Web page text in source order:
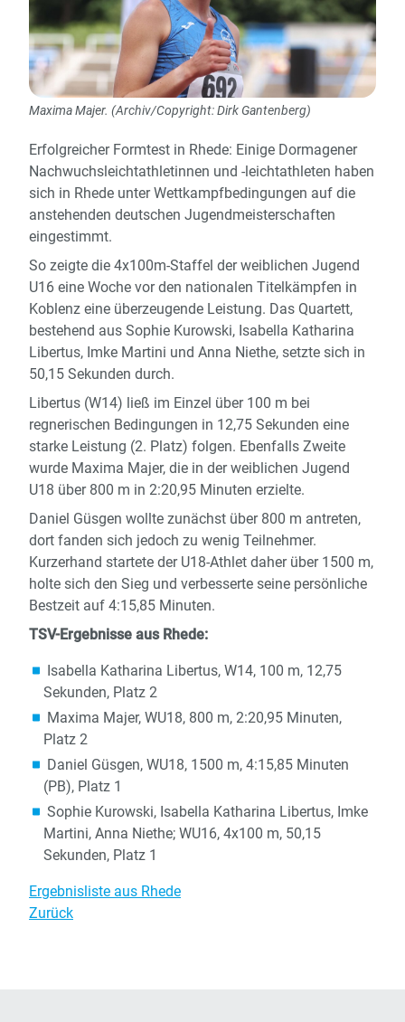
Maxima Majer. (Archiv/Copyright: Dirk Gantenberg)
Erfolgreicher Formtest in Rhede: Einige Dormagener
Nachwuchsleichtathletinnen und -leichtathleten haben
sich in Rhede unter Wettkampfbedingungen auf die
anstehenden deutschen Jugendmeisterschaften
eingestimmt.
So zeigte die 4x100m-Staffel der weiblichen Jugend
U16 eine Woche vor den nationalen Titelkämpfen in
Koblenz eine überzeugende Leistung. Das Quartett,
bestehend aus Sophie Kurowski, Isabella Katharina
Libertus, Imke Martini und Anna Niethe, setzte sich in
50,15 Sekunden durch.
Libertus (W14) ließ im Einzel über 100 m bei
regnerischen Bedingungen in 12,75 Sekunden eine
starke Leistung (2. Platz) folgen. Ebenfalls Zweite
wurde Maxima Majer, die in der weiblichen Jugend
U18 über 800 m in 2:20,95 Minuten erzielte.
Daniel Güsgen wollte zunächst über 800 m antreten,
dort fanden sich jedoch zu wenig Teilnehmer.
Kurzerhand startete der U18-Athlet daher über 1500 m,
holte sich den Sieg und verbesserte seine persönliche
Bestzeit auf 4:15,85 Minuten.
TSV-Ergebnisse aus Rhede:
Isabella Katharina Libertus, W14, 100 m, 12,75
Sekunden, Platz 2
Maxima Majer, WU18, 800 m, 2:20,95 Minuten,
Platz 2
Daniel Güsgen, WU18, 1500 m, 4:15,85 Minuten
(PB), Platz 1
Sophie Kurowski, Isabella Katharina Libertus, Imke
Martini, Anna Niethe; WU16, 4x100 m, 50,15
Sekunden, Platz 1
Ergebnisliste aus Rhede
Zurück